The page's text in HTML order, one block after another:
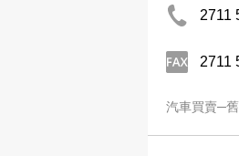
2711
2711
汽車買賣─